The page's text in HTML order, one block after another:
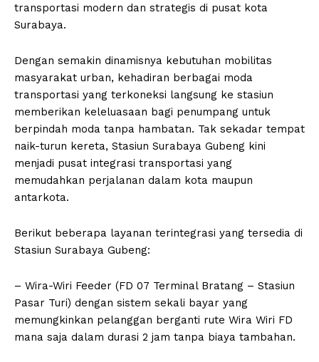
transportasi modern dan strategis di pusat kota
Surabaya.
Dengan semakin dinamisnya kebutuhan mobilitas
masyarakat urban, kehadiran berbagai moda
transportasi yang terkoneksi langsung ke stasiun
memberikan keleluasaan bagi penumpang untuk
berpindah moda tanpa hambatan. Tak sekadar tempat
naik-turun kereta, Stasiun Surabaya Gubeng kini
menjadi pusat integrasi transportasi yang
memudahkan perjalanan dalam kota maupun
antarkota.
Berikut beberapa layanan terintegrasi yang tersedia di
Stasiun Surabaya Gubeng:
– Wira-Wiri Feeder (FD 07 Terminal Bratang – Stasiun
Pasar Turi) dengan sistem sekali bayar yang
memungkinkan pelanggan berganti rute Wira Wiri FD
mana saja dalam durasi 2 jam tanpa biaya tambahan.